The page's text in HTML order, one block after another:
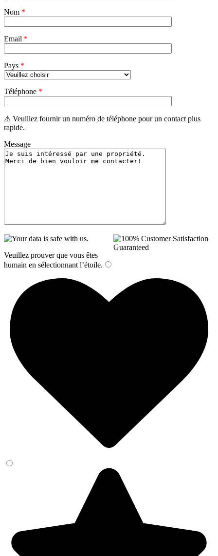
vide.
Nom *
Email *
Pays *
Téléphone *
⚠ Veuillez fournir un numéro de téléphone pour un contact plus
rapide.
Message
Veuillez prouver que vous êtes
humain en sélectionnant l’étoile.